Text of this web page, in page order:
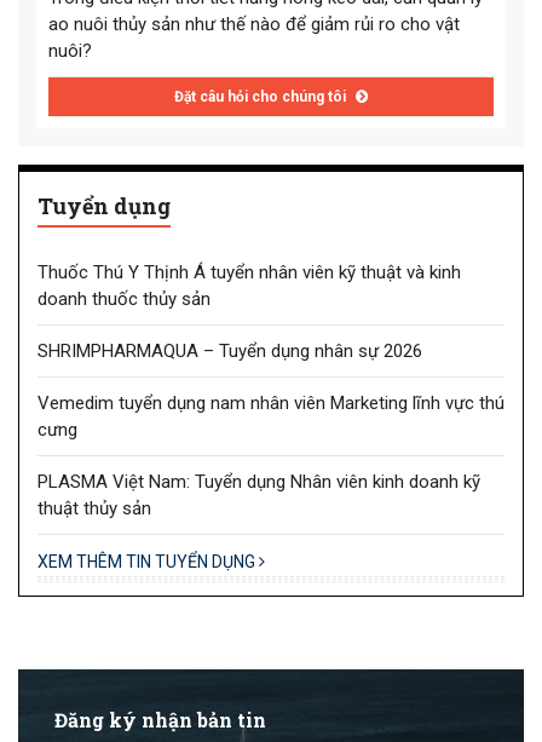
ao nuôi thủy sản như thế nào để giảm rủi ro cho vật
nuôi?
Đặt câu hỏi cho chúng tôi
Tuyển dụng
Thuốc Thú Y Thịnh Á tuyển nhân viên kỹ thuật và kinh
doanh thuốc thủy sản
SHRIMPHARMAQUA – Tuyển dụng nhân sự 2026
Vemedim tuyển dụng nam nhân viên Marketing lĩnh vực thú
cưng
PLASMA Việt Nam: Tuyển dụng Nhân viên kinh doanh kỹ
thuật thủy sản
XEM THÊM TIN TUYỂN DỤNG
Đăng ký nhận bản tin